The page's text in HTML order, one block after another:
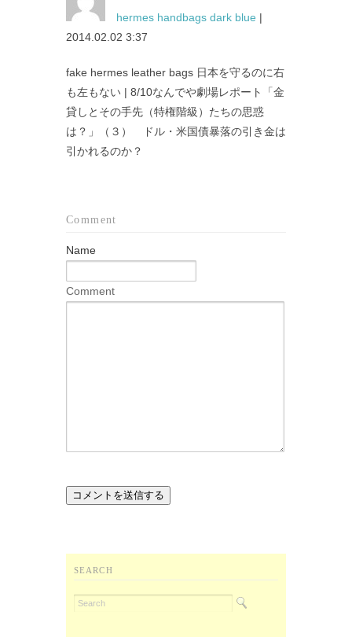
hermes handbags dark blue |
2014.02.02 3:37
fake hermes leather bags 日本を守るのに右
も左もない | 8/10なんでや劇場レポート「金
貸しとその手先（特権階級）たちの思惑
は？」（３） ドル・米国債暴落の引き金は
引かれるのか？
Comment
Name
Comment
SEARCH